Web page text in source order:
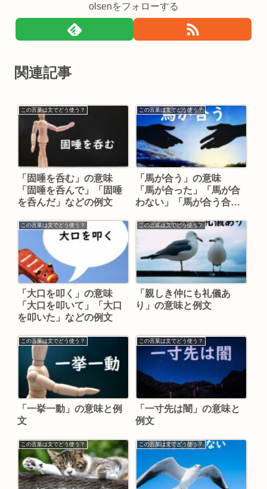
olsenをフォローする
関連記事
この言葉は文でどう使う？
「固唾を呑む」の意味
「固唾を呑んで」「固唾
を呑んだ」などの例文
この言葉は文でどう使う？
「馬が合う」の意味
「馬が合った」「馬が合
わない」「馬が合う合わ
この言葉は文でどう使う？
「大口を叩く」の意味
「大口を叩いて」「大口
を叩いた」などの例文
この言葉は文でどう使う？
「親しき仲にも礼儀あ
り」の意味と例文
この言葉は文でどう使う？
「一挙一動」の意味と例
文
この言葉は文でどう使う？
「一寸先は闇」の意味と
例文
この言葉は文でどう使う？ この言葉は文でどう使う？